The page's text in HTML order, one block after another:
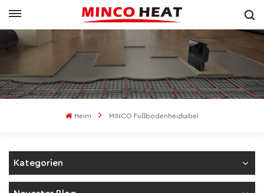
Heim MINCO Fußbodenheizkabel
Kategorien